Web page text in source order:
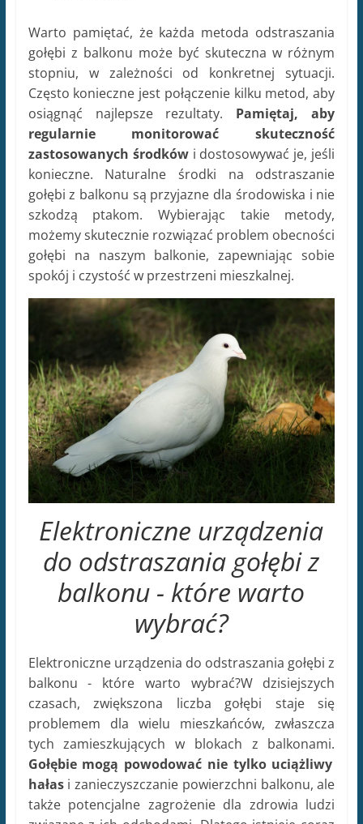
Warto pamiętać, że każda metoda odstraszania
gołębi z balkonu może być skuteczna w różnym
stopniu, w zależności od konkretnej sytuacji.
Często konieczne jest połączenie kilku metod, aby
osiągnąć najlepsze rezultaty. Pamiętaj, aby
regularnie monitorować skuteczność
zastosowanych środkówi dostosowywać je, jeśli
konieczne. Naturalne środki na odstraszanie
gołębi z balkonu są przyjazne dla środowiska i nie
szkodzą ptakom. Wybierając takie metody,
możemy skutecznie rozwiązać problem obecności
gołębi na naszym balkonie, zapewniając sobie
spokój i czystość w przestrzeni mieszkalnej.
Elektroniczne urządzenia
do odstraszania gołębi z
balkonu - które warto
wybrać?
Elektroniczne urządzenia do odstraszania gołębi z
balkonu - które warto wybrać?W dzisiejszych
czasach, zwiększona liczba gołębi staje się
problemem dla wielu mieszkańców, zwłaszcza
tych zamieszkujących w blokach z balkonami.
Gołębie mogą powodować nie tylko uciążliwy
hałasi zanieczyszczanie powierzchni balkonu, ale
także potencjalne zagrożenie dla zdrowia ludzi